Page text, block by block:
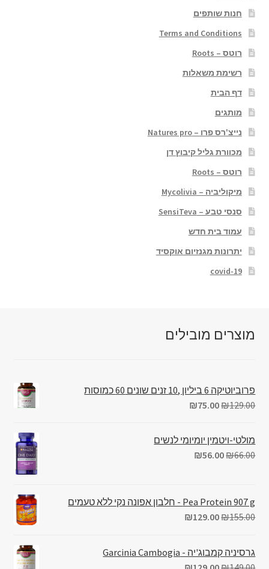
חנות שותפים
Terms and Conditions
רוטס – Roots
רשימת משאלות
דף הבית
מותגים
נייצ'רס פרו – Natures pro
מכוורת גליל קיבוץ דן
רוטס – Roots
מיקוליביה – Mycolivia
סנסי טבע – SensiTeva
עמוד בית חדש
יתרונות מגנזיום אוקסיד
covid-19
מוצרים מובילים
פרוביוטיקה 6 ביליון ,10 זנים שונים 60 כמוסות
₪129.00
₪75.00
מולטי-ויטמין יומיומי לנשים
₪66.00
₪56.00
Pea Protein 907 g - חלבון אפונה נקי ללא טעמים
₪155.00
₪129.00
גרסיניה קמבוג'יה - Garcinia Cambogia